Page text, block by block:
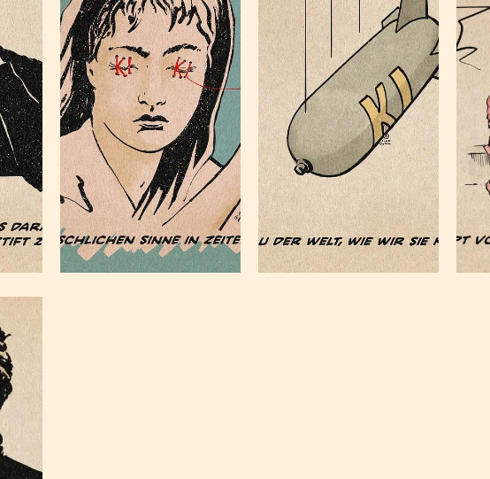
WAHRnehmung
war gestern
Mai 27, 2026
This is the
AI, my
dear old
friend, the
AI
Mai 20, 2026